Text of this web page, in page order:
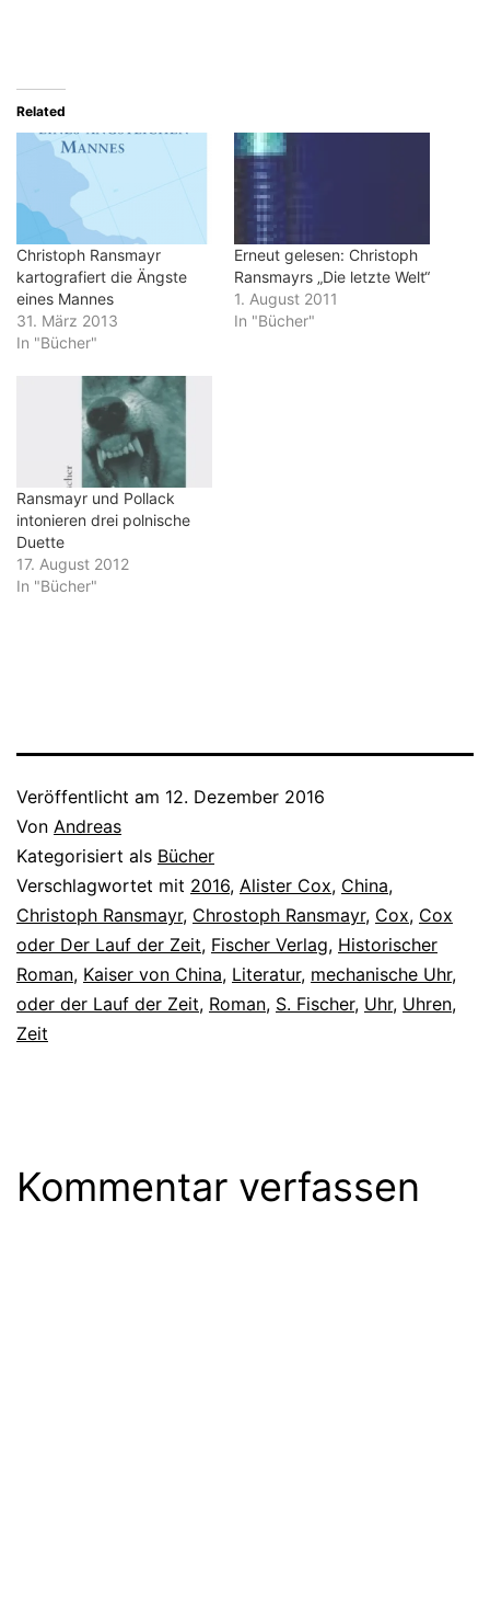
Related
Christoph Ransmayr
kartografiert die Ängste
eines Mannes
31. März 2013
In "Bücher"
Erneut gelesen: Christoph
Ransmayrs „Die letzte Welt“
1. August 2011
In "Bücher"
Ransmayr und Pollack
intonieren drei polnische
Duette
17. August 2012
In "Bücher"
Veröffentlicht am 12. Dezember 2016
Von Andreas
Kategorisiert als Bücher
Verschlagwortet mit 2016, Alister Cox, China,
Christoph Ransmayr, Chrostoph Ransmayr, Cox, Cox
oder Der Lauf der Zeit, Fischer Verlag, Historischer
Roman, Kaiser von China, Literatur, mechanische Uhr,
oder der Lauf der Zeit, Roman, S. Fischer, Uhr, Uhren,
Zeit
Kommentar verfassen